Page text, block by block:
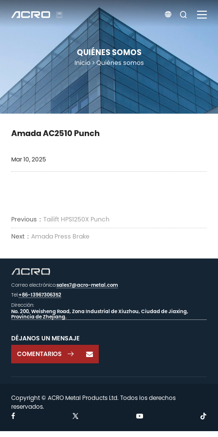
 
QUIÉNES SOMOS
Inicio Quiénes somos
Amada AC2510 Punch
Mar 10, 2025
Previous：Tailift HPS1250X Punch
Next：Amada Press Brake
Correo electrónico:sales7@acro-metal.com
Tel:+86-13967306352
Dirección:
No. 200, Weisheng Road, Zona Industrial de Xiuzhou, Ciudad de Jiaxing,
Provincia de Zhejiang.
DÉJANOS UN MENSAJE
COMENTARIOS

Copyright © ACRO Metal Products Ltd. Todos los derechos
reservados.
 